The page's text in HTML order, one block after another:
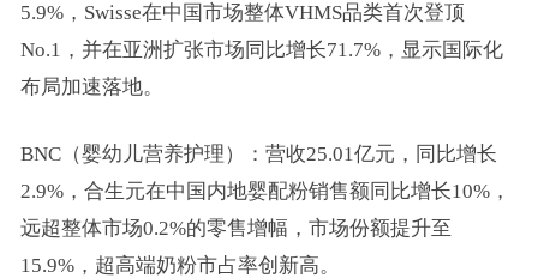
5.9%，Swisse在中国市场整体VHMS品类首次登顶
No.1，并在亚洲扩张市场同比增长71.7%，显示国际化
布局加速落地。
BNC（婴幼儿营养护理）：营收25.01亿元，同比增长
2.9%，合生元在中国内地婴配粉销售额同比增长10%，
远超整体市场0.2%的零售增幅，市场份额提升至
15.9%，超高端奶粉市占率创新高。